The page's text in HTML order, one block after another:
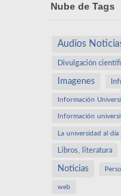
Nube de Tags
Audios
Divulgación
Imagenes
Información
Información
La universidad al
Libros, literatura
Noticias
web